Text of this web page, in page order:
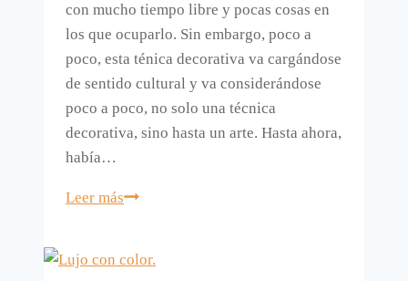
con mucho tiempo libre y pocas cosas en
los que ocuparlo. Sin embargo, poco a
poco, esta ténica decorativa va cargándose
de sentido cultural y va considerándose
poco a poco, no solo una técnica
decorativa, sino hasta un arte. Hasta ahora,
había…
Leer másDecorar
spray